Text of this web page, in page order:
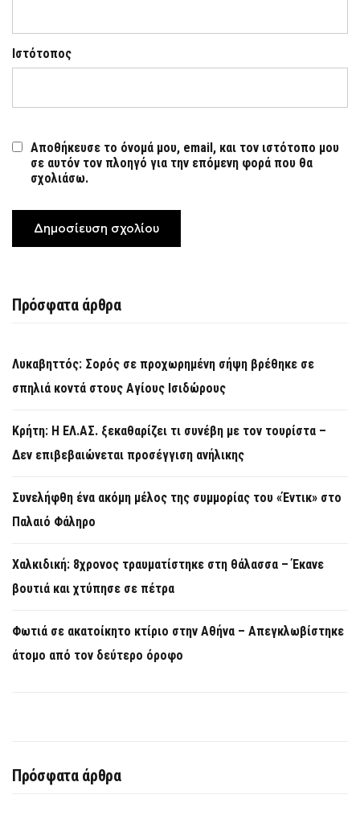
Ιστότοπος
Αποθήκευσε το όνομά μου, email, και τον ιστότοπο μου
σε αυτόν τον πλοηγό για την επόμενη φορά που θα
σχολιάσω.
Πρόσφατα άρθρα
Λυκαβηττός: Σορός σε προχωρημένη σήψη βρέθηκε σε
σπηλιά κοντά στους Αγίους Ισιδώρους
Κρήτη: Η ΕΛ.ΑΣ. ξεκαθαρίζει τι συνέβη με τον τουρίστα –
Δεν επιβεβαιώνεται προσέγγιση ανήλικης
Συνελήφθη ένα ακόμη μέλος της συμμορίας του «Έντικ» στο
Παλαιό Φάληρο
Χαλκιδική: 8χρονος τραυματίστηκε στη θάλασσα – Έκανε
βουτιά και χτύπησε σε πέτρα
Φωτιά σε ακατοίκητο κτίριο στην Αθήνα – Απεγκλωβίστηκε
άτομο από τον δεύτερο όροφο
Πρόσφατα άρθρα